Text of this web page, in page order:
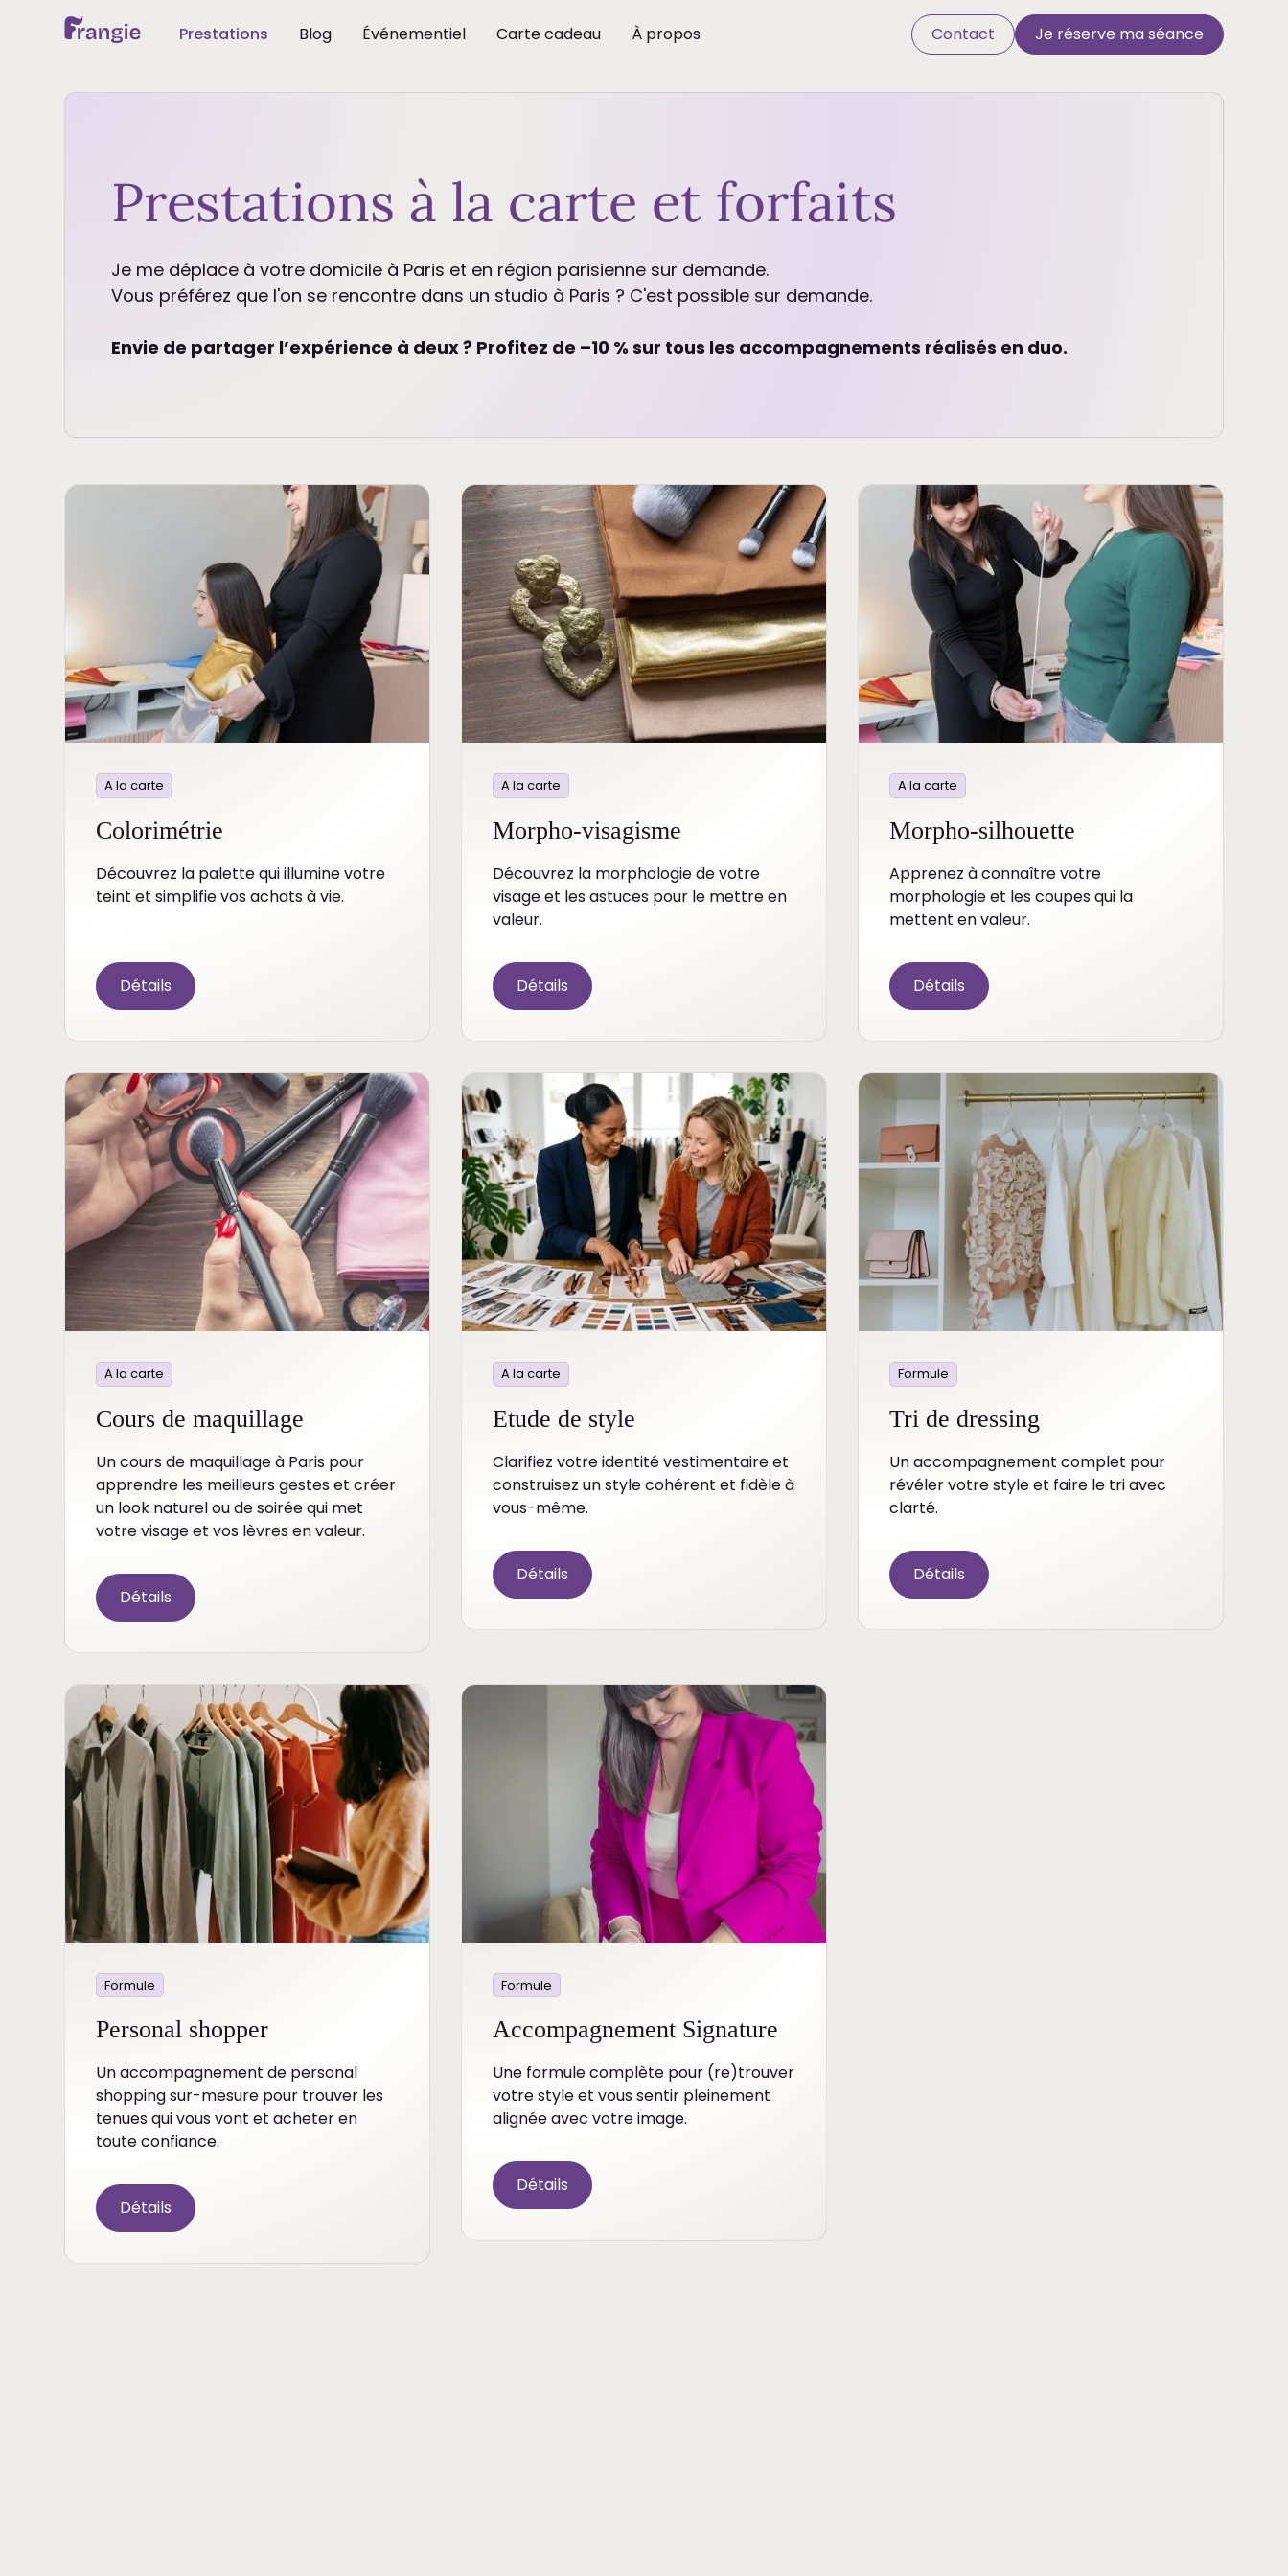
Prestations Blog Événementiel Carte cadeau À propos Contact Je réserve ma séance
Prestations à la carte et forfaits
Je me déplace à votre domicile à Paris et en région parisienne sur demande.
Vous préférez que l'on se rencontre dans un studio à Paris ? C'est possible sur demande.
Envie de partager l’expérience à deux ? Profitez de –10 % sur tous les accompagnements réalisés en duo.
A la carte
Colorimétrie
Découvrez la palette qui illumine votre
teint et simplifie vos achats à vie.
Détails
A la carte
Morpho-visagisme
Découvrez la morphologie de votre
visage et les astuces pour le mettre en
valeur.
Détails
A la carte
Morpho-silhouette
Apprenez à connaître votre
morphologie et les coupes qui la
mettent en valeur.
Détails
A la carte
Cours de maquillage
Un cours de maquillage à Paris pour
apprendre les meilleurs gestes et créer
un look naturel ou de soirée qui met
votre visage et vos lèvres en valeur.
Détails
A la carte
Etude de style
Clarifiez votre identité vestimentaire et
construisez un style cohérent et fidèle à
vous-même.
Détails
Formule
Tri de dressing
Un accompagnement complet pour
révéler votre style et faire le tri avec
clarté.
Détails
Formule
Personal shopper
Un accompagnement de personal
shopping sur-mesure pour trouver les
tenues qui vous vont et acheter en
toute confiance.
Détails
Formule
Accompagnement Signature
Une formule complète pour (re)trouver
votre style et vous sentir pleinement
alignée avec votre image.
Détails